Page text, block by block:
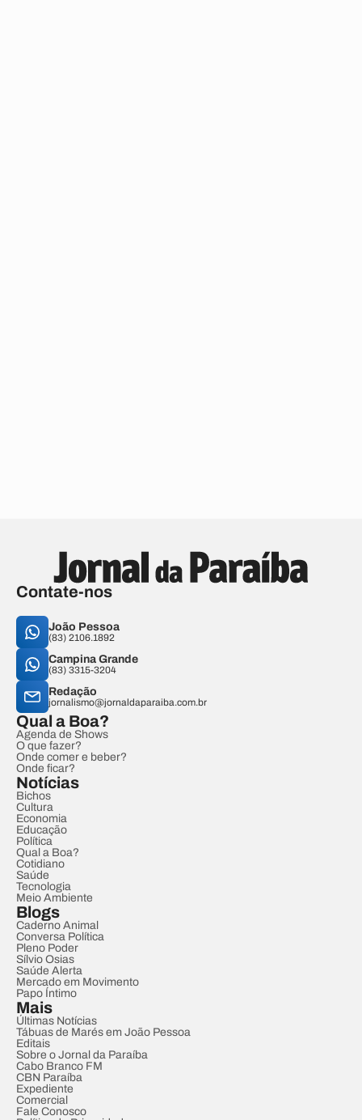
Contate-nos
João Pessoa
(83) 2106.1892
Campina Grande
(83) 3315-3204
Redação
jornalismo@jornaldaparaiba.com.br
Qual a Boa?
Agenda de Shows
O que fazer?
Onde comer e beber?
Onde ficar?
Notícias
Bichos
Cultura
Economia
Educação
Política
Qual a Boa?
Cotidiano
Saúde
Tecnologia
Meio Ambiente
Blogs
Caderno Animal
Conversa Política
Pleno Poder
Sílvio Osias
Saúde Alerta
Mercado em Movimento
Papo Íntimo
Mais
Últimas Notícias
Tábuas de Marés em João Pessoa
Editais
Sobre o Jornal da Paraíba
Cabo Branco FM
CBN Paraíba
Expediente
Comercial
Fale Conosco